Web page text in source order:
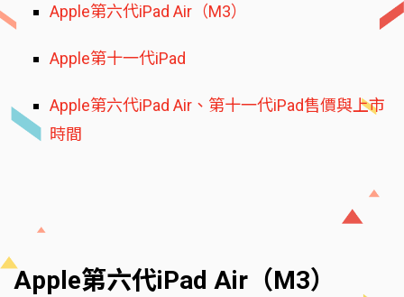
Apple第六代iPad Air（M3）
Apple第十一代iPad
Apple第六代iPad Air、第十一代iPad售價與上市
時間
Apple第六代iPad Air（M3）